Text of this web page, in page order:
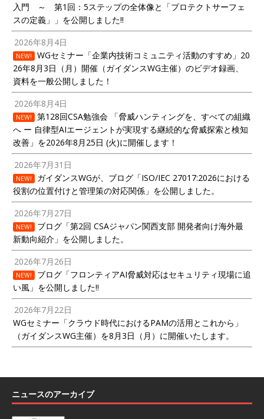
入門 ～ 第1回：5ステップの全体像と「プロテクトサーフェ
スの定義」」を公開しました!!
2026年8月4日
NEW!
WGセミナー「企業内技術コミュニティ活動のすすめ」20
26年8月3日（月）開催（ガイダンスWG主催）のビデオ録画、
資料を一般公開しました！
2026年8月4日
NEW!
第128回CSA勉強会 「脅威ハンティングを、すべての組織
へ ー 自律型AIエージェントが実現する継続的な脅威探索と検知
改善」を2026年8月25日 (火)に開催します！
2026年7月31日
NEW!
ガイダンスWGが、ブログ「ISO/IEC 27017:2026における
役割の位置付けと管理策の対応関係」を公開しました。
2026年7月27日
NEW!
ブログ「第2回 CSAジャパン関西支部 開発者向け海外最
新動向紹介」を公開しました。
2026年7月26日
NEW!
ブログ「フロンティアAI脅威対応はセキュリティ現場に追
い風」を公開しました!!
2026年7月22日
WGセミナー「クラウド時代におけるPAMの活用とこれから」
（ガイダンスWG主催）を8月3日（月）に開催いたします。
ニュースのアーカイブ